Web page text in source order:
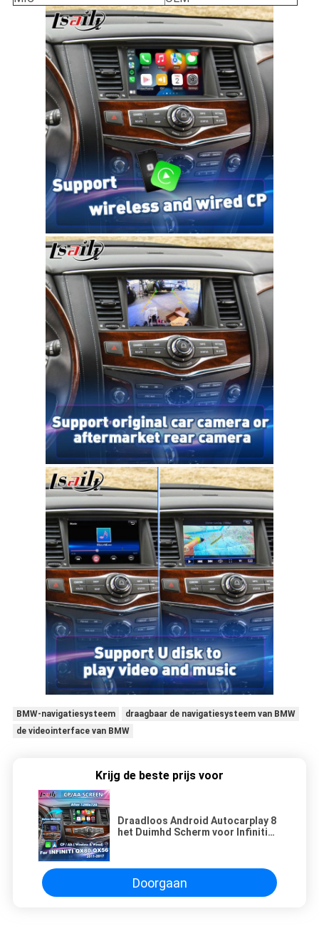
BMW-navigatiesysteem
draagbaar de navigatiesysteem van BMW
de videointerface van BMW
Krijg de beste prijs voor
Draadloos Android Autocarplay 8
het Duimhd Scherm voor Infiniti
Doorgaan